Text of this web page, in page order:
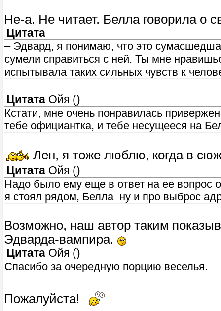
Не-а. Не читает. Белла говорила о
Цитата
– Эдвард, я понимаю, что это
сумели справиться с ней. Ты мне
испытывала таких сильных чувств к
Цитата Ойя ()
Кстати, мне очень понравилась
тебе официантка, и тебе несущееся на
Лен, я тоже люблю, когда в
Цитата Ойя ()
Надо было ему еще в ответ на ее вопрос
я стоял рядом, Белла ну и про выброс
Возможно, наш автор таким
Эдварда-вампира.
Цитата Ойя ()
Спасибо за очередную порцию веселья.
Пожалуйста!